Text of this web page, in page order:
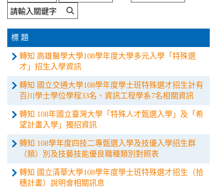
標 題
轉知 高雄醫學大學108學年度大學多元入學「特殊選
才」招生入學資訊
轉知 國立交通大學108學年度學士班特殊選才招生計有
百川學士學位學程33名、資訊工程學系7名相關資訊
轉知 108年國立臺灣大學「特殊人才甄選入學」及「希
望計畫入學」獨招資訊
轉知 108學年度四技二專甄選入學及技優入學招生群
（類）別及技藝技能優良職種類別對照表
轉知 國立清華大學108學年度學士班特殊選才招生（拾
穗計畫）說明會相關訊息